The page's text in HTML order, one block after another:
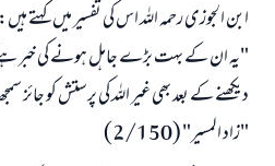
ابن الجوزی رحمہ اللہ اس کی تفسیر میں کہتے ہیں:
"یہ ان کے بہت بڑے جاہل ہونے کی خبر ہے
دیکھنے کے بعد بھی غیر اللہ کی پرستش کو جائز
"زاد المسیر" (2/150)